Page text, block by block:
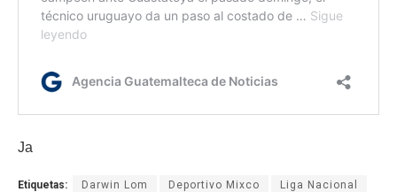
Ja
Etiquetas: Darwin Lom Deportivo Mixco Liga Nacional